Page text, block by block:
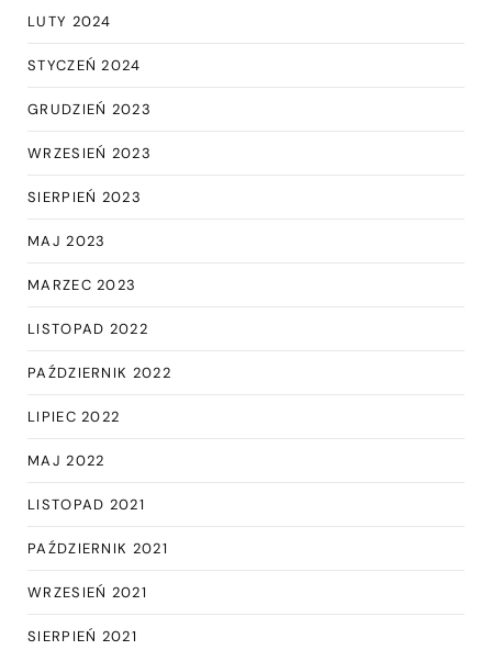
LUTY 2024
STYCZEŃ 2024
GRUDZIEŃ 2023
WRZESIEŃ 2023
SIERPIEŃ 2023
MAJ 2023
MARZEC 2023
LISTOPAD 2022
PAŹDZIERNIK 2022
LIPIEC 2022
MAJ 2022
LISTOPAD 2021
PAŹDZIERNIK 2021
WRZESIEŃ 2021
SIERPIEŃ 2021